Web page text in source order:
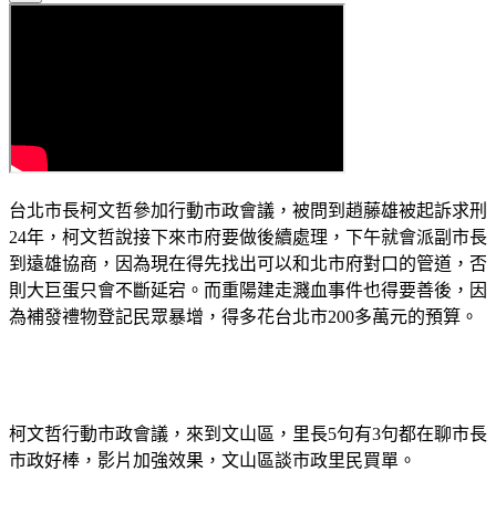
台北市長柯文哲參加行動市政會議，被問到趙藤雄被起訴求刑
24年，柯文哲說接下來市府要做後續處理，下午就會派副市長
到遠雄協商，因為現在得先找出可以和北市府對口的管道，否
則大巨蛋只會不斷延宕。而重陽建走濺血事件也得要善後，因
為補發禮物登記民眾暴增，得多花台北市200多萬元的預算。
柯文哲行動市政會議，來到文山區，里長5句有3句都在聊市長
市政好棒，影片加強效果，文山區談市政里民買單。